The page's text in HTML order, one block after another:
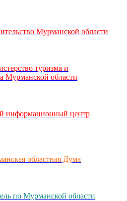
Мурманской области
туризма и
Мурманской области
информационный центр
областная Дума
по Мурманской области